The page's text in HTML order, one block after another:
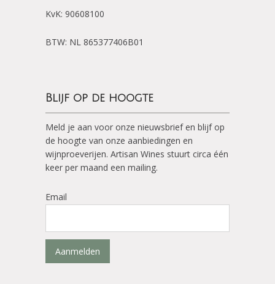
KvK: 90608100
BTW: NL 865377406B01
Blijf op de hoogte
Meld je aan voor onze nieuwsbrief en blijf op
de hoogte van onze aanbiedingen en
wijnproeverijen. Artisan Wines stuurt circa één
keer per maand een mailing.
Email
Aanmelden